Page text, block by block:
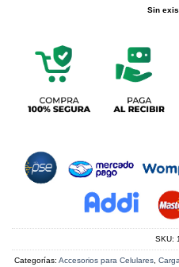
Sin
SKU:
Categorías: Accesorios para Celulares,